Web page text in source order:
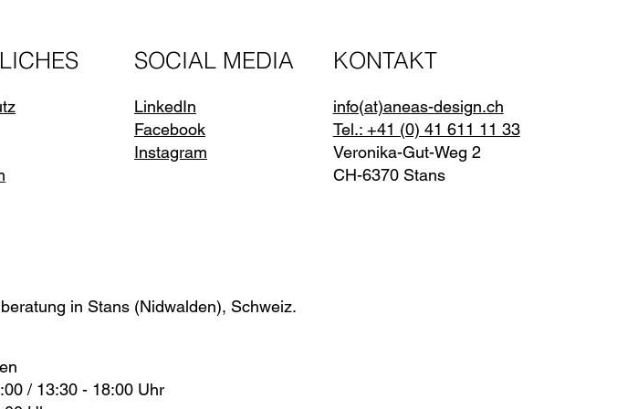
SOCIAL MEDIA
LinkedIn
Facebook
Instagram
KONTAKT
info(at)aneas-design.ch
Tel.: +41 (0) 41 611 11 33
Veronika-Gut-Weg 2
CH-6370 Stans(Nidwalden)
/ 13:30 - 18:00 Uhr
in Stans (Nidwalden), Schweiz.